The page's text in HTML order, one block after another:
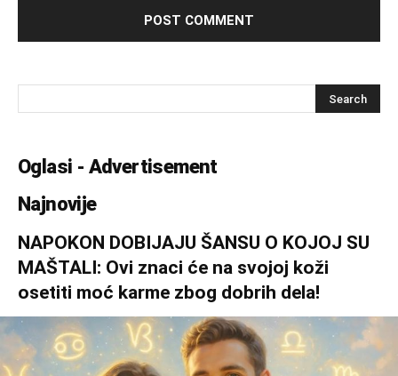
Oglasi - Advertisement
Najnovije
NAPOKON DOBIJAJU ŠANSU O KOJOJ SU
MAŠTALI: Ovi znaci će na svojoj koži
osetiti moć karme zbog dobrih dela!